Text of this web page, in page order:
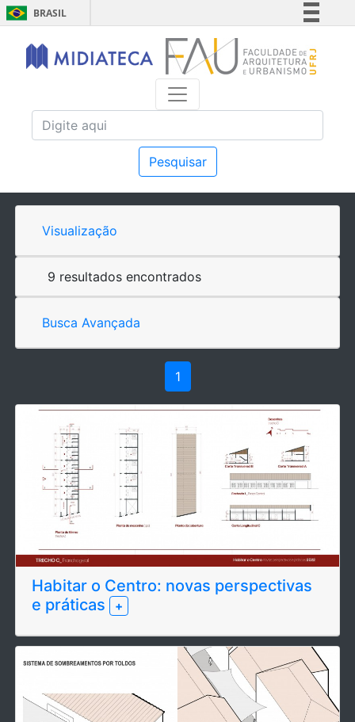
BRASIL
Simplifique!
Comunica BR
Acesso à informação
Pesquisar
Visualização
9 resultados encontrados
Busca Avançada
1
Habitar o Centro: novas perspectivas
e práticas
+